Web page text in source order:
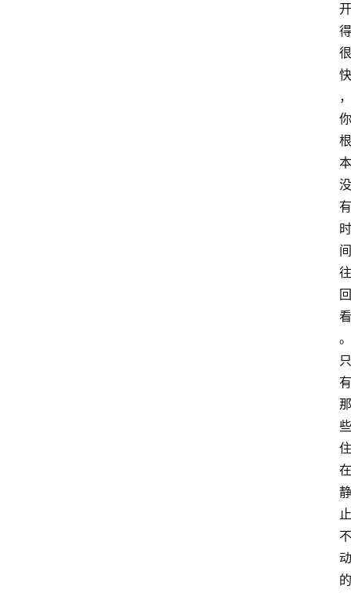
开
得
很
快
，
你
根
本
没
有
时
间
往
回
看
。
只
有
那
些
住
在
静
止
不
动
的